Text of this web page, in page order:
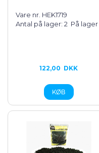
Vare nr. HEK1719
Antal på lager: 2 På lager
122,00 DKK